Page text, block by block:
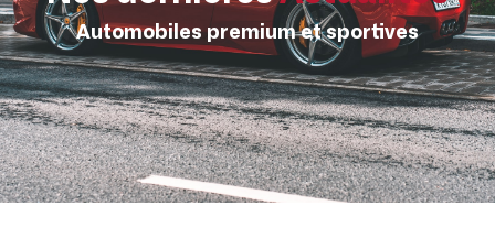
Automobiles premium et sportives